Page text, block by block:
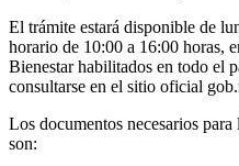
El trámite estará disponible de
horario de 10:00 a 16:00 horas,
Bienestar habilitados en todo el
consultarse en el sitio oficial
Los documentos necesarios
son: